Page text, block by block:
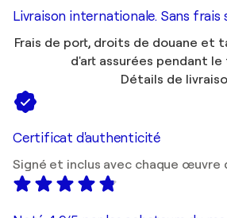
Livraison internationale. Sans frais
Frais de port, droits de douane et
d'art assurées pendant le
Détails de
Certificat d'authenticité
Signé et inclus avec chaque œuvre